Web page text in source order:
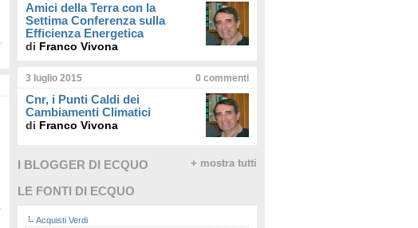
Amici della Terra con la
Settima Conferenza sulla
Efficienza Energetica
di Franco Vivona
3 luglio 2015 0 commenti
Cnr, i Punti Caldi dei
Cambiamenti Climatici
di Franco Vivona
I BLOGGER DI ECQUO + mostra tutti
LE FONTI DI ECQUO
Acquisti Verdi